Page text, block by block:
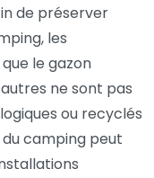
de préserver
les
le gazon
ne sont pas
ou recyclés
camping peut